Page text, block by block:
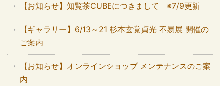
【お知らせ】知覧茶CUBEにつきまして ※7/9更新
【ギャラリー】6/13～21 杉本玄覚貞光 不易展 開催の
ご案内
【お知らせ】オンラインショップ メンテナンスのご案
内